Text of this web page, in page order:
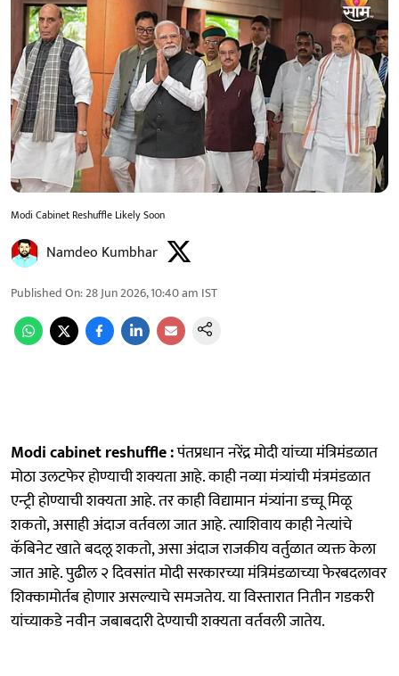
Modi Cabinet Reshuffle Likely Soon
Namdeo Kumbhar
Published On:28 Jun 2026, 10:40 am IST
Modi cabinet reshuffle :पंतप्रधान नरेंद्र मोदी यांच्या मंत्रिमंडळात
मोठा उलटफेर होण्याची शक्यता आहे. काही नव्या मंत्र्यांची मंत्रमंडळात
एन्ट्री होण्याची शक्यता आहे. तर काही विद्यामान मंत्र्यांना डच्चू मिळू
शकतो, असाही अंदाज वर्तवला जात आहे. त्याशिवाय काही नेत्यांचे
कॅबिनेट खाते बदलू शकतो, असा अंदाज राजकीय वर्तुळात व्यक्त केला
जात आहे. पुढील २ दिवसांत मोदी सरकारच्या मंत्रिमंडळाच्या फेरबदलावर
शिक्कामोर्तब होणार असल्याचे समजतेय. या विस्तारात नितीन गडकरी
यांच्याकडे नवीन जबाबदारी देण्याची शक्यता वर्तवली जातेय.